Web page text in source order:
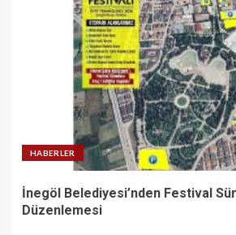
HABERLER
İnegöl Belediyesi’nden Festival
Düzenlemesi